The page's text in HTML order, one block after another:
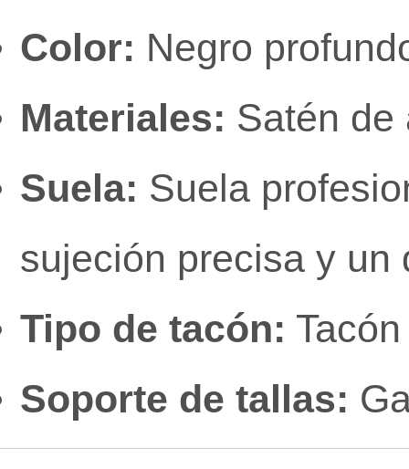
Color: Negro
Materiales: Satén de
Suela: Suela
sujeción precisa y un
Tipo de tacón:
Soporte de tallas: